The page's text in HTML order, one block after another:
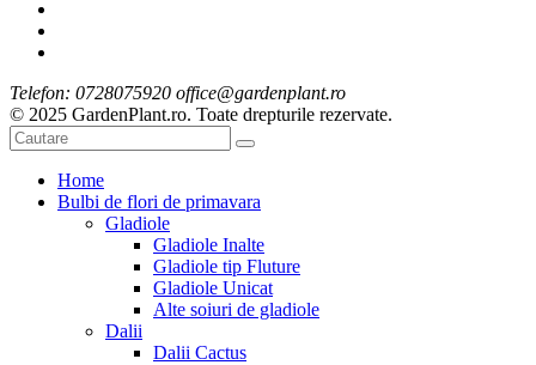
Telefon: 0728075920 office@gardenplant.ro
© 2025 GardenPlant.ro. Toate drepturile rezervate.
Home
Bulbi de flori de primavara
Gladiole
Gladiole Inalte
Gladiole tip Fluture
Gladiole Unicat
Alte soiuri de gladiole
Dalii
Dalii Cactus